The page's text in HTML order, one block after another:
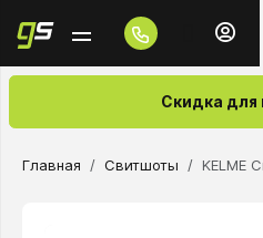
Скидка для
Главная Свитшоты KELME